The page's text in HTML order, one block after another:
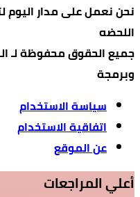
نحن نعمل على مدار
اللحضه
وبرمجة
سياسة الاستخدام
اتفاقية الاستخدام
عن الموقع
أعلي المراجعات